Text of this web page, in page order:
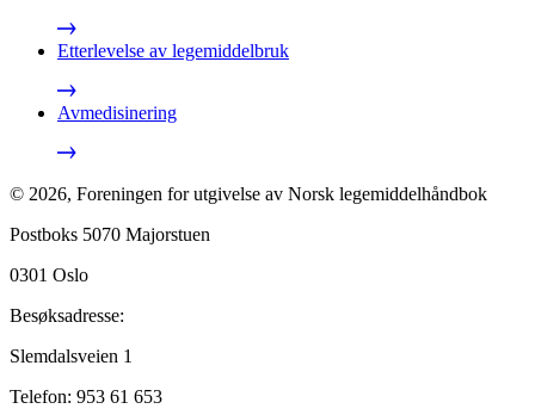
Etterlevelse av legemiddelbruk
Avmedisinering
© 2026, Foreningen for utgivelse av Norsk legemiddelhåndbok
Postboks 5070 Majorstuen
0301 Oslo
Besøksadresse:
Slemdalsveien 1
Telefon: 953 61 653